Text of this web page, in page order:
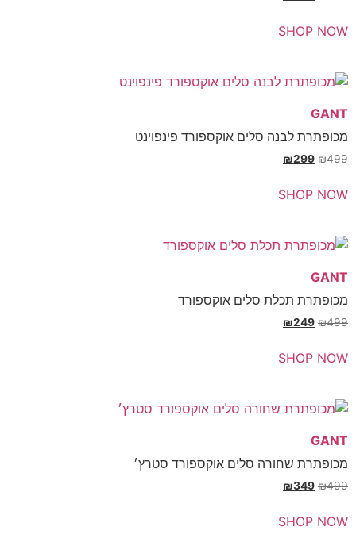
סלים אוקספורד פינפוינט
₪
סלים אוקספורד
₪
סלים אוקספורד סטרץ׳
₪